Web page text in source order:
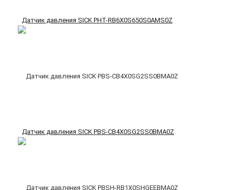
Датчик давления SICK PHT-RB6X0S650S0AMS0Z
Датчик давления SICK PBS-CB4X0SG2SS0BMA0Z